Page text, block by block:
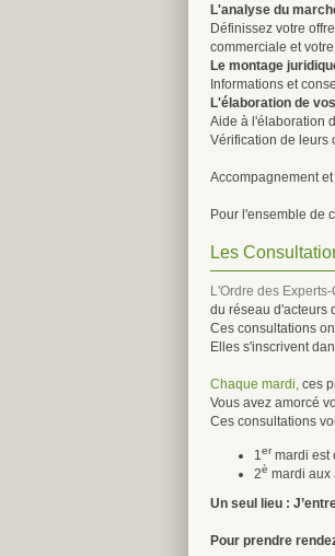
L'analyse du
Définissez votre
commerciale et
Le montage
Informations et
L'élaboration de
Aide à l'élaboration
Vérification de leurs
Accompagnement
Pour l'ensemble de
Les
L'Ordre des
du réseau d'acteurs
Ces consultations
Elles s'inscrivent
Chaque mardi, ces
Vous avez amorcé
Ces consultations
1er mardi est
2è mardi aux
Un seul lieu :
Pour prendre